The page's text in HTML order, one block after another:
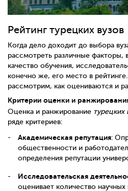
Рейтинг турецких вузов
Когда дело доходит до выбора
рассмотреть различные факторы,
качество обучения,
конечно же, его место в
рассмотрим, как оцениваются и
Критерии оценки и
Оценка и ранжирование турецких
ряде критериев:
Академическая репутация:
общественности и
определения репутации
Исследовательская
оценивает количество